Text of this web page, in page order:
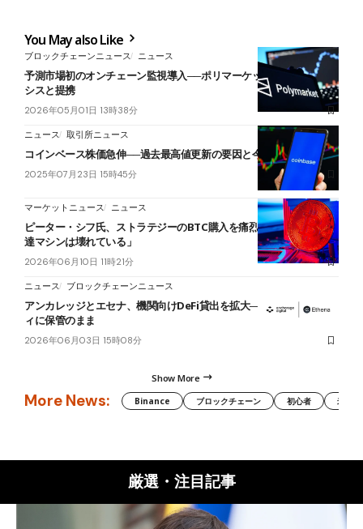
You May also Like
ブロックチェーンニュース ニュース
予測市場初のオンチェーン監視導入──ポリマーケットがチェイナリ
シスと提携
2026年05月01日 13時38分
ニュース 取引所ニュース
コインベース株価急伸──過去最高値更新の要因と今後の展望
2025年07月23日 15時45分
マーケットニュース ニュース
ピーター・シフ氏、ストラテジーのBTC購入を痛烈批判──「資金調
達マシンは壊れている」
2026年06月10日 11時21分
ニュース ブロックチェーンニュース
アンカレッジとエセナ、機関向けDeFi貸出を拡大──担保はカストデ
ィに保管のまま
2026年06月03日 15時08分
Show More
More News: Binance ブロックチェーン 初心者 米国
厳選・注目記事